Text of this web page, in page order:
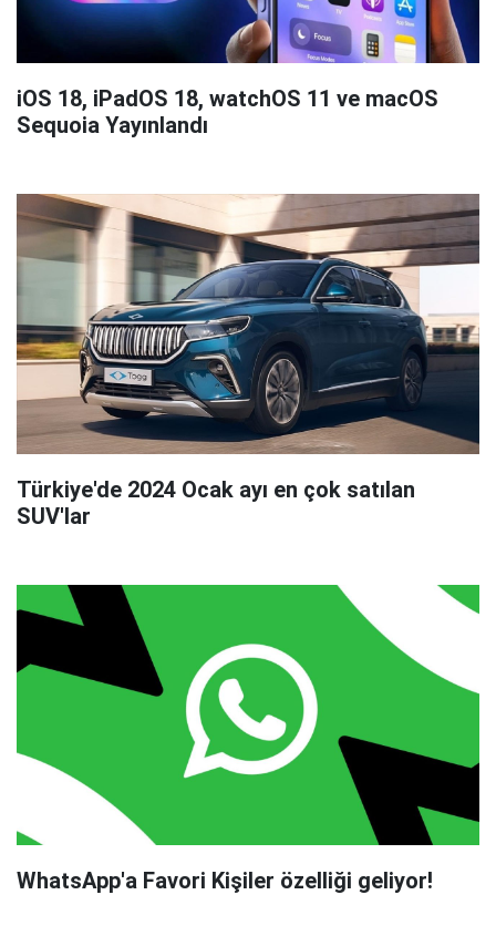
iOS 18, iPadOS 18, watchOS 11 ve macOS
Sequoia Yayınlandı
Türkiye'de 2024 Ocak ayı en çok satılan
SUV'lar
WhatsApp'a Favori Kişiler özelliği geliyor!